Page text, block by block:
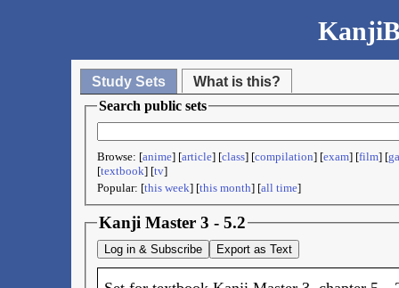
Study Sets
What is this?
Search public sets
Browse: [anime] [article] [class] [compilation] [exam] [film] [
[textbook] [tv]
Popular: [this week] [this month] [all time]
Kanji Master 3 - 5.2
Log in & Subscribe Export as Text